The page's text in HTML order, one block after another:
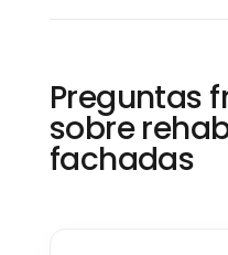
Preguntas
sobre
fachadas